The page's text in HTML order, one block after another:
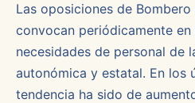
Las oposiciones de
convocan periódicamente
necesidades de personal de
autonómica y estatal. En los
tendencia ha sido de